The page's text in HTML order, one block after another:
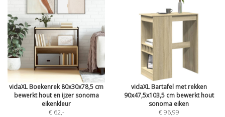
vidaXL Boekenrek 80x30x78,5 cm
bewerkt hout en ijzer sonoma
eikenkleur
€ 62,-
vidaXL Bartafel met rekken
90x47,5x103,5 cm bewerkt hout
sonoma eiken
€ 96,99